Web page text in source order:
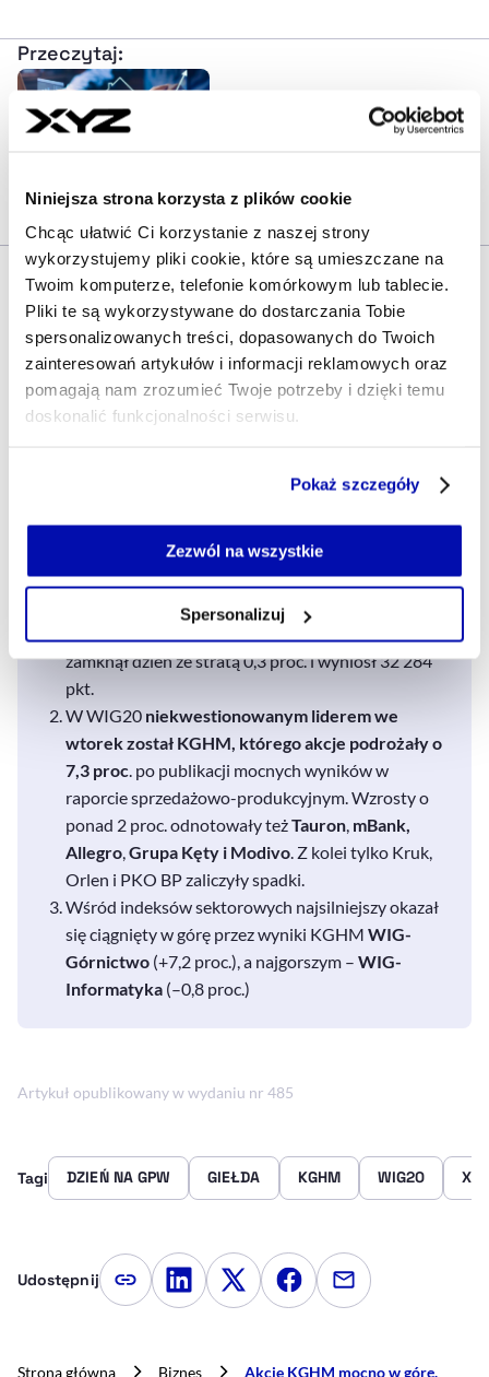
Niniejsza strona korzysta z plików cookie
Chcąc ułatwić Ci korzystanie z naszej strony
wykorzystujemy pliki cookie, które są umieszczane na
Twoim komputerze, telefonie komórkowym lub tablecie.
Pliki te są wykorzystywane do dostarczania Tobie
spersonalizowanych treści, dopasowanych do Twoich
zainteresowań artykułów i informacji reklamowych oraz
pomagają nam zrozumieć Twoje potrzeby i dzięki temu
doskonalić funkcjonalności serwisu.
Jeżeli nie wyrażasz zgody na zapisywanie plików cookie,
możesz łatwo zarządzać swoimi uprawnieniami, np. we
własnej przeglądarce internetowej lub po wybraniu opcji
Pokaż szczegóły
Zezwól na wszystkie
Spersonalizuj
Przeczytaj:
Marże deweloperów pod lupą. Czy ich
wysokość to problem?
Najgorszym sektorem okazał się WIG-Informatyka,
który spadł o 0,8 proc. Straciły także sektory
paliwowy (–0,6 proc.) , spożywczy (–0,5 proc.) i
motoryzacyjny (–0,1 proc.).
Po poniedziałkowych spadkach wtorek przyniósł
wzrosty na warszawskiej giełdzie.WIG oraz
WIG20zakończyły dzień ze wzrostem o 1 proc.
sWIG80w trakcie sesji
zamknął dzień ze stratą 0,3 proc. i wyniósł 32 284
pkt.
W WIG20 niekwestionowanym liderem we
wtorek został KGHM, którego akcje podrożały o
7,3 proc. po publikacji mocnych wyników w
raporcie sprzedażowo-produkcyjnym. Wzrosty o
ponad 2 proc. odnotowały teżTauron, mBank,
Allegro,Grupa Kęty i Modivo. Z kolei tylko Kruk,
Orlen i PKO BP zaliczyły spadki.
Wśród indeksów sektorowych najsilniejszy okazał
się ciągnięty w górę przez wyniki KGHM WIG-
Górnictwo (+7,2 proc.), a najgorszym – WIG-
Informatyka (–0,8 proc.)
Artykuł opublikowany w wydaniu nr 485
Tagi DZIEŃ NA GPW GIEŁDA KGHM WIG20
Udostępnij Kopiuj link artykułu
Udostępnij na LinkedIn
Udostępnij na Twitterze
Udostępnij na
Udostępnij
Strona główna Biznes Akcje KGHM mocno w górę.